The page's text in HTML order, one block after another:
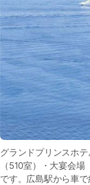
グランドプリンスホ
（510室）・大宴会
です。広島駅から車